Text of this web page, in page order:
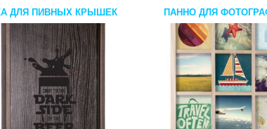
ДЛЯ ПИВНЫХ КРЫШЕК
ПАННО ДЛЯ
ДЕРЕВО/ОРЕХ